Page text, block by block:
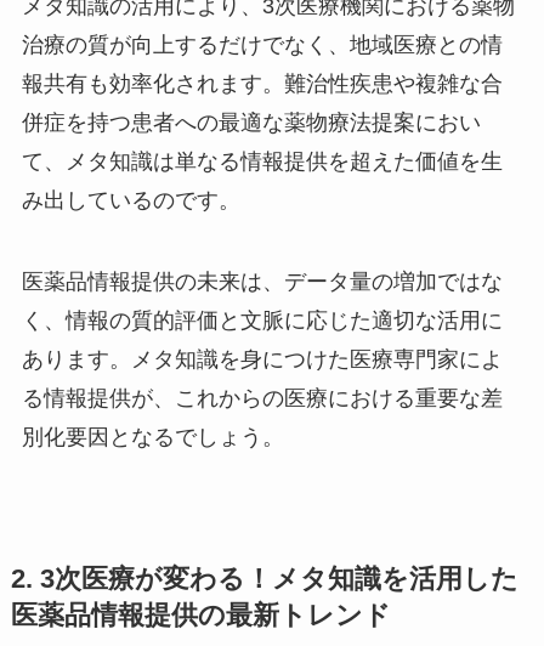
メタ知識の活用により、3次医療機関における薬物
治療の質が向上するだけでなく、地域医療との情
報共有も効率化されます。難治性疾患や複雑な合
併症を持つ患者への最適な薬物療法提案におい
て、メタ知識は単なる情報提供を超えた価値を生
み出しているのです。
医薬品情報提供の未来は、データ量の増加ではな
く、情報の質的評価と文脈に応じた適切な活用に
あります。メタ知識を身につけた医療専門家によ
る情報提供が、これからの医療における重要な差
別化要因となるでしょう。
2. 3次医療が変わる！メタ知識を活用した
医薬品情報提供の最新トレンド